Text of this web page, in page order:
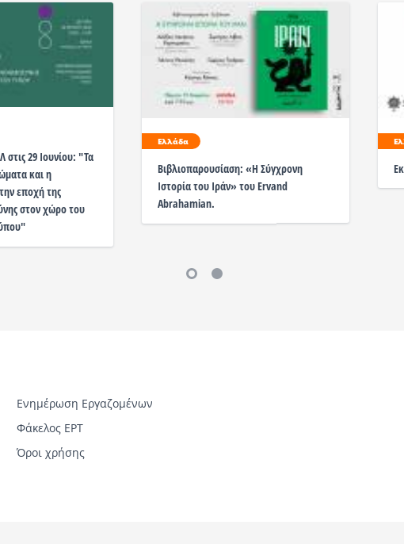
στις 29 Ιουνίου: "Τα
και η
εποχή της
στον χώρο του
Ελλάδα
Βιβλιοπαρουσίαση: «Η Σύγχρονη
Ιστορία του Ιράν» του Ervand
Abrahamian.
Ενημέρωση Εργαζομένων
Φάκελος ΕΡΤ
Όροι χρήσης